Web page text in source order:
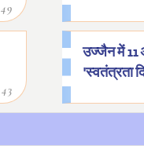
49
43
उज्जैन में 11
'स्वतंत्रता